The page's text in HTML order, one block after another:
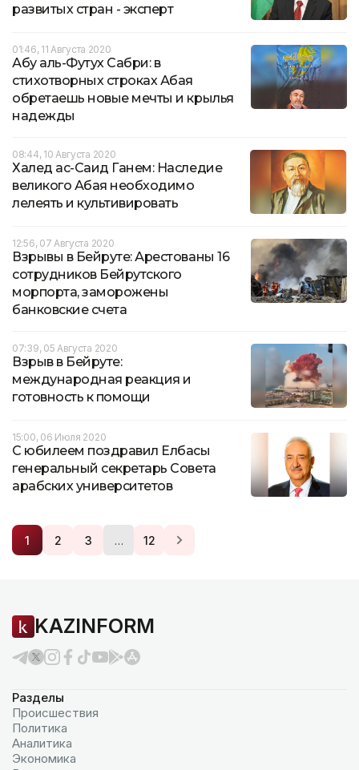
развитых стран - эксперт
01:46, 11 Августа 2020
Абу аль-Футух Сабри: в
стихотворных строках Абая
обретаешь новые мечты и крылья
надежды
08:44, 10 Августа 2020
Халед ас-Саид Ганем: Наследие
великого Абая необходимо
лелеять и культивировать
12:56, 07 Августа 2020
Взрывы в Бейруте: Арестованы 16
сотрудников Бейрутского
морпорта, заморожены
банковские счета
07:39, 05 Августа 2020
Взрыв в Бейруте:
международная реакция и
готовность к помощи
15:00, 06 Июля 2020
С юбилеем поздравил Елбасы
генеральный секретарь Совета
арабских университетов
1 2 3 … 12
KAZINFORM
Разделы
Происшествия
Политика
Аналитика
Экономика